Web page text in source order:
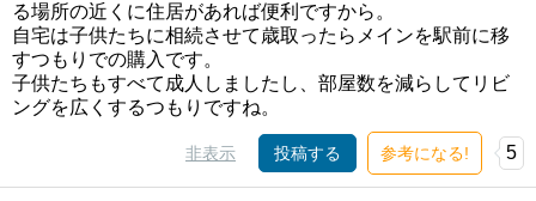
る場所の近くに住居があれば便利ですから。
自宅は子供たちに相続させて歳取ったらメインを駅前に移
すつもりでの購入です。
子供たちもすべて成人しましたし、部屋数を減らしてリビ
ングを広くするつもりですね。
非表示 投稿する 参考になる! 5